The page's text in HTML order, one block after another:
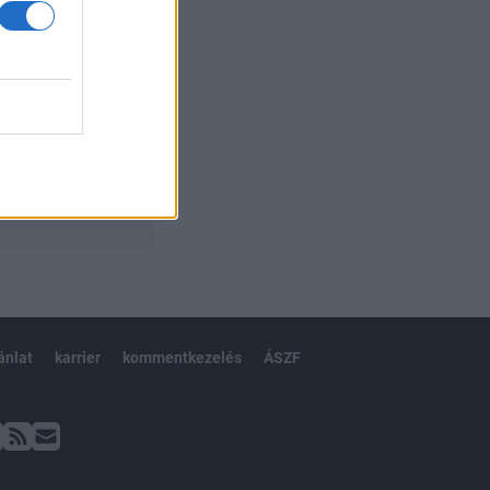
karrier kommentkezelés ÁSZF